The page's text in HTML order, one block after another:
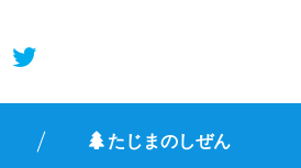
たじまのしぜん